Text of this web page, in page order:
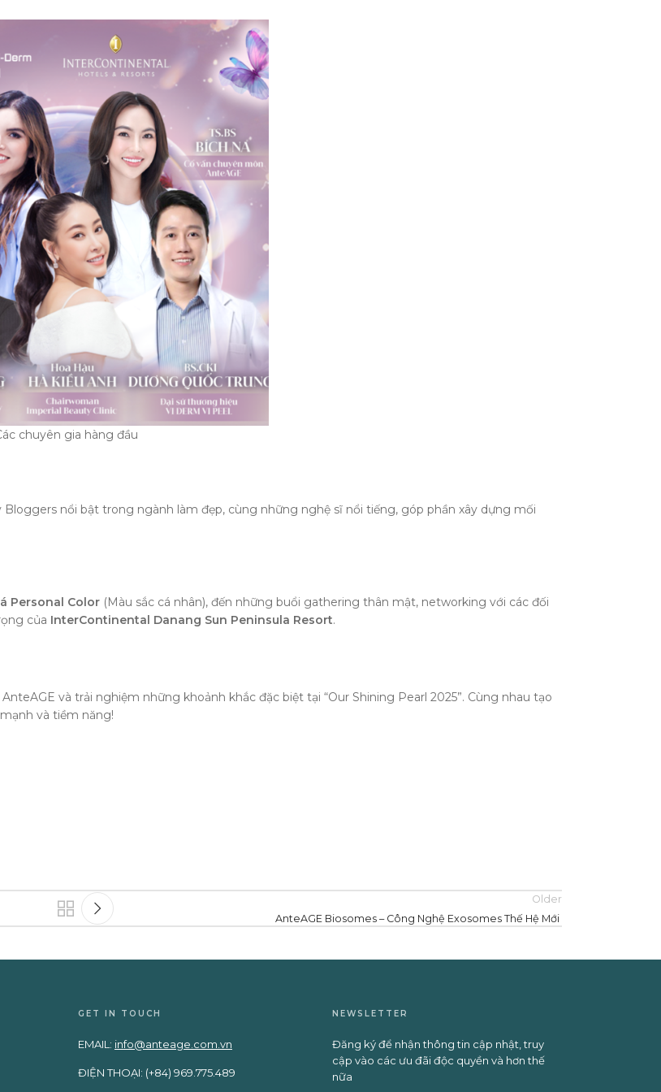
chuyên gia hàng đầu
Bloggers nổi bật trong ngành làm đẹp, cùng những nghệ sĩ nổi tiếng, góp phần xây dựng mối
Personal Color (Màu sắc cá nhân), đến những buổi gathering thân mật, networking với các đối
của InterContinental Danang Sun Peninsula Resort.
và trải nghiệm những khoảnh khắc đặc biệt tại “Our Shining Pearl 2025”. Cùng nhau tạo
và tiềm năng!
Older
AnteAGE Biosomes – Công Nghệ Exosomes Thế Hệ Mới
GET IN TOUCH
EMAIL: info@anteage.com.vn
ĐIỆN THOẠI: (+84) 969.775.489
NEWSLETTER
Đăng ký để nhận thông tin cập nhật, truy
cập vào các ưu đãi độc quyền và hơn thế
nữa